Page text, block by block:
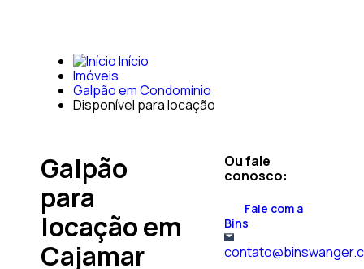
Início
Imóveis
Galpão em Condomínio
Disponível para locação
Galpão
para
locação em
Cajamar
Ou fale
conosco:
Fale com a
Bins